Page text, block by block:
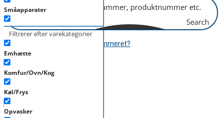
Småapparater
Støvsuger
Tørretumbler
Tilbehør/Plejemidler
Vaskemaskine
Search
Filtrerer efter varekategorier
Emhætte
Komfur/Ovn/Kog
Køl/Frys
Opvasker
Hvor finder jeg modelnummeret?
Mere end 6.000 produkter